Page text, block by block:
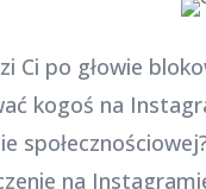
Ci po głowie
kogoś na
na